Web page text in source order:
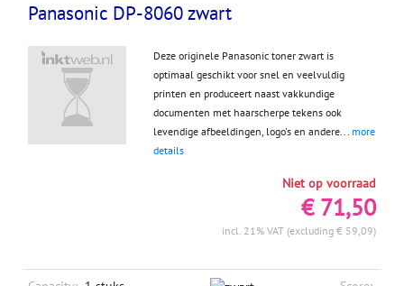
Panasonic DP-8060 zwart
Deze originele Panasonic toner zwart is
optimaal geschikt voor snel en veelvuldig
printen en produceert naast vakkundige
documenten met haarscherpe tekens ook
levendige afbeeldingen, logo's en andere... more
details
Niet op voorraad
€ 71,50
incl. 21% VAT (excluding € 59,09)